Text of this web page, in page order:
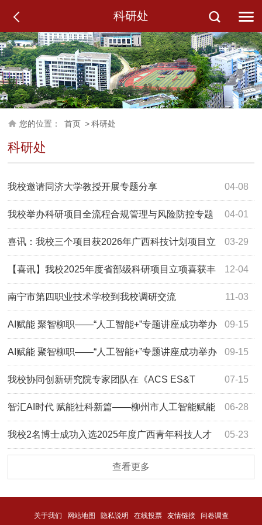
科研处
您的位置： 首页 > 科研处
科研处
04-08
我校邀请同济大学教授开展专题分享
04-01
我校举办科研项目全流程合规管理与风险防控专题
讲座 03-29
喜讯：我校三个项目获2026年广西科技计划项目立
项 12-04
【喜讯】我校2025年度省部级科研项目立项喜获丰
收 11-03
南宁市第四职业技术学校到我校调研交流
09-15
AI赋能 聚智柳职——“人工智能+”专题讲座成功举办
09-15
AI赋能 聚智柳职——“人工智能+”专题讲座成功举办
07-15
我校协同创新研究院专家团队在《ACS ES&T
Water》上发表论文 06-28
智汇AI时代 赋能社科新篇——柳州市人工智能赋能
哲学社会科学高质量发展交流会在我校成功举办 05-23
我校2名博士成功入选2025年度广西青年科技人才
查看更多
关于我们 网站地图 隐私说明 在线投票 友情链接 问卷调查